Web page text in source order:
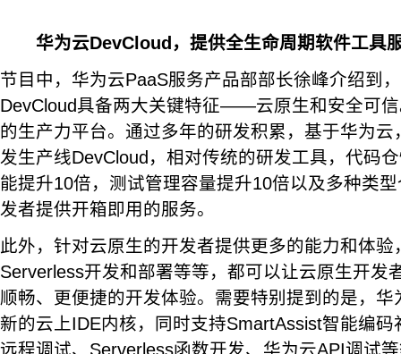
华为云DevCloud ，提供全生命周期软件工具
节目中，华为云PaaS服务产品部部长徐峰介绍到
DevCloud具备两大关键特征——云原生和安全可
的生产力平台。通过多年的研发积累，基于华为
发生产线DevCloud，相对传统的研发工具，代码
能提升10倍，测试管理容量提升10倍以及多种类
发者提供开箱即用的服务。
此外，针对云原生的开发者提供更多的能力和体
Serverless开发和部署等等，都可以让云原生开发
顺畅、更便捷的开发体验。需要特别提到的是，华
新的云上IDE内核，同时支持SmartAssist智能编码
远程调试、Serverless函数开发、华为云API调试